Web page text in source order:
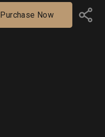
Personal
Purchase Now